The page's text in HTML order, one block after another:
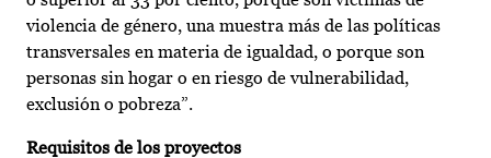
violencia de género, una muestra más de las políticas
transversales en materia de igualdad, o porque son
personas sin hogar o en riesgo de vulnerabilidad,
exclusión o pobreza”.
Requisitos de los proyectos